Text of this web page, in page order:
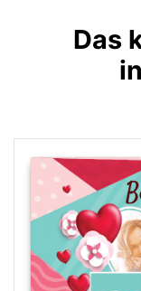
Das